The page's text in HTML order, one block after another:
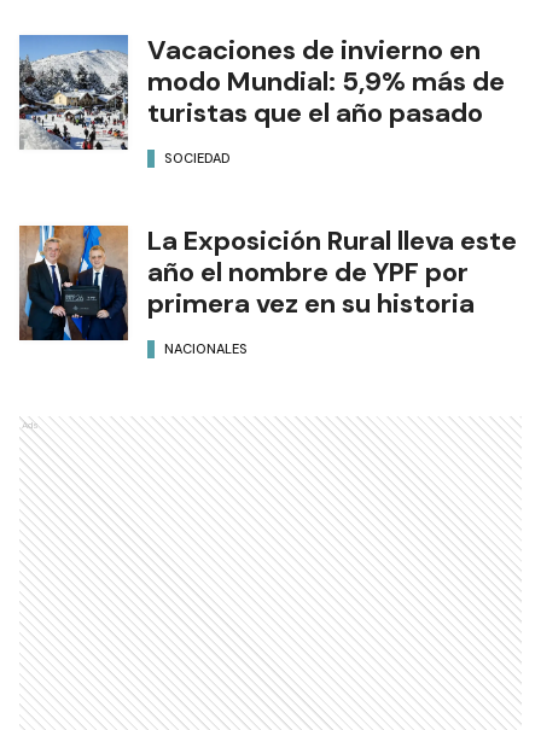
Vacaciones de invierno en
modo Mundial: 5,9% más de
turistas que el año pasado
SOCIEDAD
La Exposición Rural lleva este
año el nombre de YPF por
primera vez en su historia
NACIONALES
Ads